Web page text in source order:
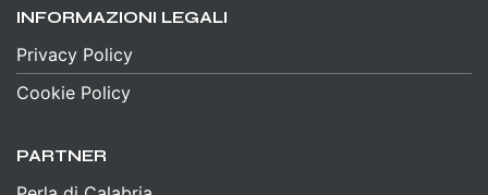
INFORMAZIONI LEGALI
Privacy Policy
Cookie Policy
PARTNER